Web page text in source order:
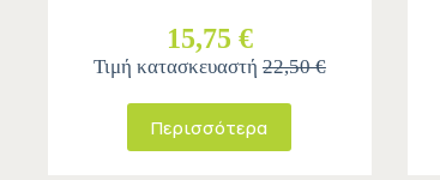
15,75 €
Τιμή κατασκευαστή 22,50 €
Περισσότερα